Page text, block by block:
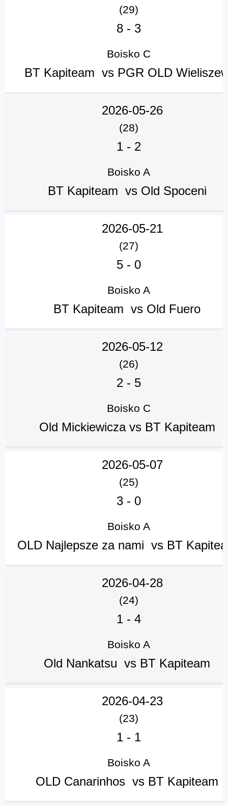
(29)
8 - 3
Boisko C
BT Kapiteam vs PGR OLD
2026-05-26
(28)
1 - 2
Boisko A
BT Kapiteam vs Old Spoceni
2026-05-21
(27)
5 - 0
Boisko A
BT Kapiteam vs Old Fuero
2026-05-12
(26)
2 - 5
Boisko C
Old Mickiewicza vs BT Kapiteam
2026-05-07
(25)
3 - 0
Boisko A
OLD Najlepsze za nami vs BT
2026-04-28
(24)
1 - 4
Boisko A
Old Nankatsu vs BT Kapiteam
2026-04-23
(23)
1 - 1
Boisko A
OLD Canarinhos vs BT Kapiteam